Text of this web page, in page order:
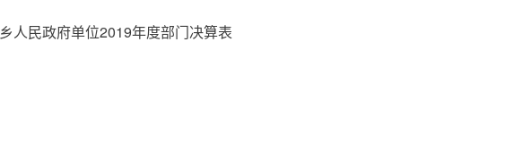
乡人民政府单位2019年度部门决算表